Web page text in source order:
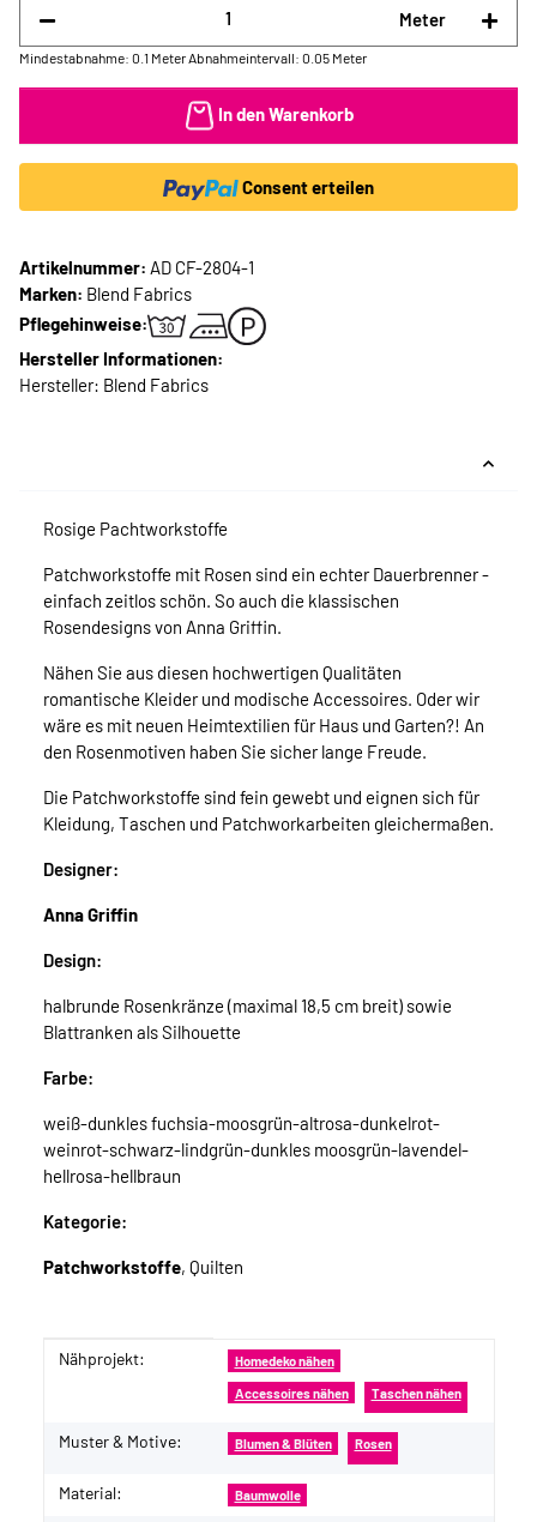
Meter
Mindestabnahme: 0.1 Meter Abnahmeintervall: 0.05 Meter
In den Warenkorb
Consent erteilen
Artikelnummer: AD CF-2804-1
Marken: Blend Fabrics
Pflegehinweise:
Hersteller Informationen:
Hersteller: Blend Fabrics
Rosige Pachtworkstoffe
Patchworkstoffe mit Rosen sind ein echter Dauerbrenner -
einfach zeitlos schön. So auch die klassischen
Rosendesigns von Anna Griffin.
Nähen Sie aus diesen hochwertigen Qualitäten
romantische Kleider und modische Accessoires. Oder wir
wäre es mit neuen Heimtextilien für Haus und Garten?! An
den Rosenmotiven haben Sie sicher lange Freude.
Die Patchworkstoffe sind fein gewebt und eignen sich für
Kleidung, Taschen und Patchworkarbeiten gleichermaßen.
Designer:
Anna Griffin
Design:
halbrunde Rosenkränze (maximal 18,5 cm breit) sowie
Blattranken als Silhouette
Farbe:
weiß-dunkles fuchsia-moosgrün-altrosa-dunkelrot-
weinrot-schwarz-lindgrün-dunkles moosgrün-lavendel-
hellrosa-hellbraun
Kategorie:
Patchworkstoffe, Quilten
Produkteigenschaft
Wert
Nähprojekt: Homedeko nähen
Accessoires nähen Taschen nähen
Muster & Motive: Blumen & Blüten Rosen
Material: Baumwolle